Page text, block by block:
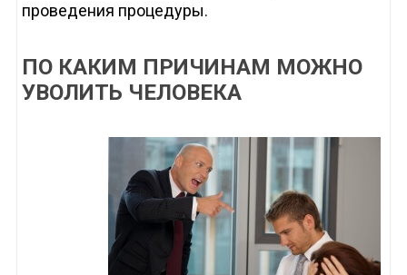
проведения процедуры.
ПО КАКИМ ПРИЧИНАМ МОЖНО
УВОЛИТЬ ЧЕЛОВЕКА